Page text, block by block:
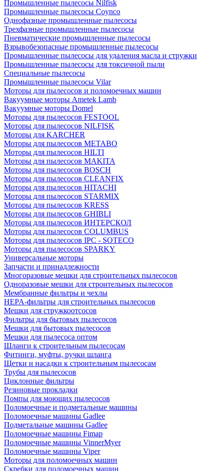
Промышленные пылесосы Nilfisk
Промышленные пылесосы Coynco
Однофазные промышленные пылесосы
Трехфазные промышленные пылесосы
Пневматические промышленные пылесосы
Взрывобезопасные промышленные пылесосы
Промышленные пылесосы для удаления масла и стружки
Промышленные пылесосы для токсичной пыли
Специальные пылесосы
Промышленные пылесосы Vilar
Моторы для пылесосов и поломоечных машин
Вакуумные моторы Ametek Lamb
Вакуумные моторы Domel
Моторы для пылесосов FESTOOL
Моторы для пылесосов NILFISK
Моторы для KARCHER
Моторы для пылесосов METABO
Моторы для пылесосов HILTI
Моторы для пылесосов MAKITA
Моторы для пылесосов BOSCH
Моторы для пылесосов CLEANFIX
Моторы для пылесосов HITACHI
Моторы для пылесосов STARMIX
Моторы для пылесосов KRESS
Моторы для пылесосов GHIBLI
Моторы для пылесосов ИНТЕРСКОЛ
Моторы для пылесосов COLUMBUS
Моторы для пылесосов IPC - SOTECO
Моторы для пылесосов SPARKY
Универсальные моторы
Запчасти и принадлежности
Многоразовые мешки для строительных пылесосов
Одноразовые мешки для строительных пылесосов
Мембранные фильтры и чехлы
HEPA-фильтры для строительных пылесосов
Мешки для стружкоотсосов
Фильтры для бытовых пылесосов
Мешки для бытовых пылесосов
Мешки для пылесоса оптом
Шланги к строительным пылесосам
Фитинги, муфты, ручки шланга
Щетки и насадки к строительным пылесосам
Трубы для пылесосов
Циклонные фильтры
Резиновые прокладки
Помпы для моющих пылесосов
Поломоечные и подметальные машины
Поломоечные машины Gadlee
Подметальные машины Gadlee
Поломоечные машины Fimap
Поломоечные машины VinnerMyer
Поломоечные машины Viper
Моторы для поломоечных машин
Скребки для поломоечных машин